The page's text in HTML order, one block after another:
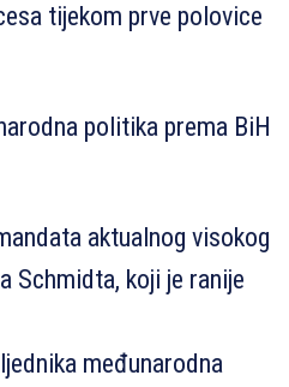
tijekom prve polovice
politika prema BiH
aktualnog visokog
Schmidta, koji je ranije
međunarodna